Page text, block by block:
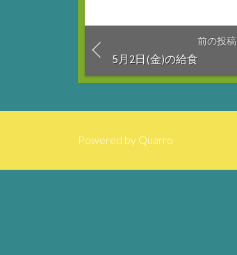
前の投稿
5月2日(金)の給食
Powered by Quarro